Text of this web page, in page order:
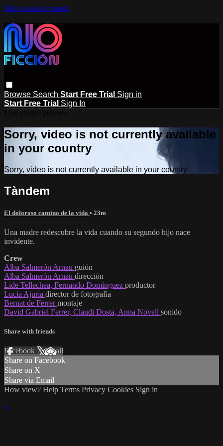
Skip to main content
Browse Search Start Free Trial Sign in
Start Free Trial Sign In
Sorry, video is not currently available
in your country
Sorry, video is not currently available in your country
Tàndem
El doloroso camino de la vida • 23m
Una madre redescubre la vida cuando su segundo hijo nace
invidente.
Crew
Alba Salmerón Arnau guión
Alba Salmerón Arnau dirección
Lide Tellechea, Fernando Domínguez productor
Lucía Ajuria director de fotografía
Bernat de Ferrermontaje
David Gabriel Ferrer, Claudi Dosta, Anna Novell sonido
Share with friends
Facebook XEmail
Share on Facebook
Share on X
Share via Email
How view? Help Terms Privacy Cookies Sign in
×